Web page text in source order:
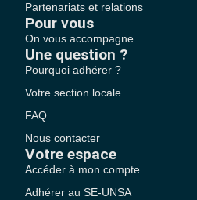
Partenariats et relations
Pour vous
On vous accompagne
Une question ?
Pourquoi adhérer ?
Votre section locale
FAQ
Nous contacter
Votre espace
Accéder à mon compte
Adhérer au SE-UNSA